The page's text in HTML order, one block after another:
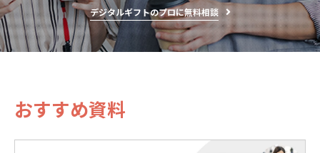
デジタルギフトのプロに無料相談
おすすめ資料